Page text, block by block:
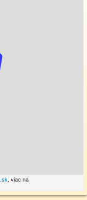
, viac na